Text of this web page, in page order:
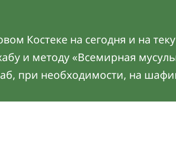
Костеке на сегодня и на
и методу «Всемирная
при необходимости, на